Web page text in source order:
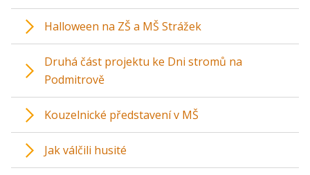
Halloween na ZŠ a MŠ Strážek
Druhá část projektu ke Dni stromů na
Podmitrově
Kouzelnické představení v MŠ
Jak válčili husité